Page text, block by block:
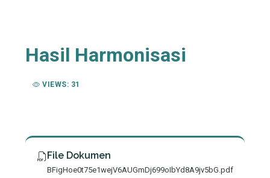
Hasil Harmonisasi
VIEWS: 31
File Dokumen
BFigHoe0t75e1wejV6AUGmDj699oIbYd8A9jv5bG.pdf